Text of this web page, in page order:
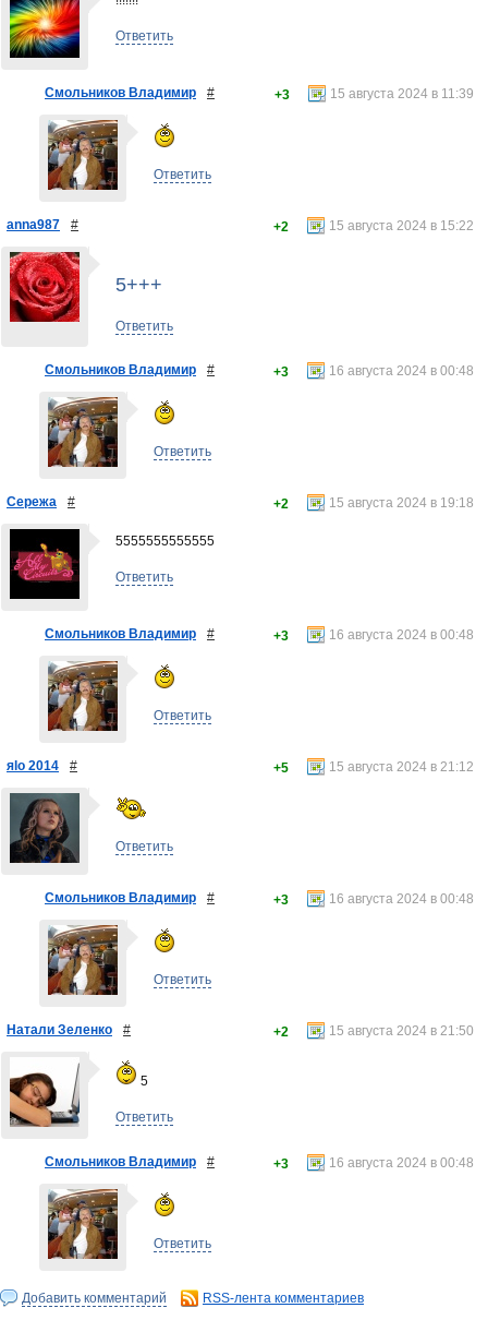
Ответить
Смольников Владимир # 15 августа 2024 в 11:39
+3
Ответить
anna987 # 15 августа 2024 в 15:22
+2
5+++
Ответить
Смольников Владимир # 16 августа 2024 в 00:48
+3
Ответить
Сережа # 15 августа 2024 в 19:18
+2
5555555555555
Ответить
Смольников Владимир # 16 августа 2024 в 00:48
+3
Ответить
яlo 2014 # 15 августа 2024 в 21:12
+5
Ответить
Смольников Владимир # 16 августа 2024 в 00:48
+3
Ответить
Натали Зеленко # 15 августа 2024 в 21:50
+2
5
Ответить
Смольников Владимир # 16 августа 2024 в 00:48
+3
Ответить
Добавить комментарий RSS-лента комментариев